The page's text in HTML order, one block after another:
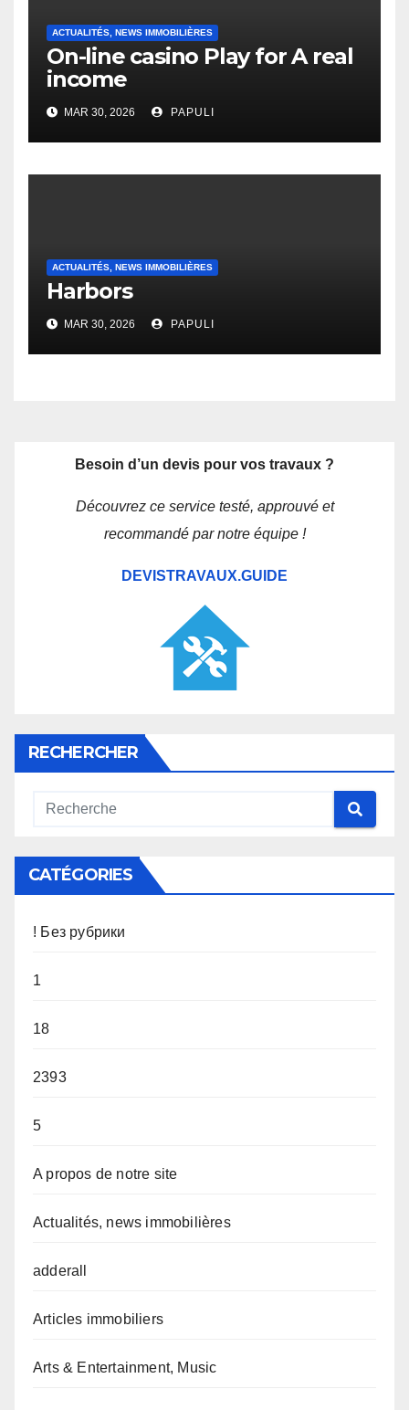
ACTUALITÉS, NEWS IMMOBILIÈRES
On-line casino Play for A real
income
MAR 30, 2026 PAPULI
ACTUALITÉS, NEWS IMMOBILIÈRES
Harbors
MAR 30, 2026 PAPULI
Besoin d’un devis pour vos travaux ?
Découvrez ce service testé, approuvé et
recommandé par notre équipe !
DEVISTRAVAUX.GUIDE
RECHERCHER
CATÉGORIES
! Без рубрики
1
18
2393
5
A propos de notre site
Actualités, news immobilières
adderall
Articles immobiliers
Arts & Entertainment, Music